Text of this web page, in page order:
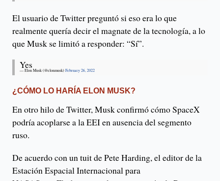
El usuario de Twitter preguntó si eso era lo que
realmente quería decir el magnate de la tecnología, a lo
que Musk se limitó a responder: “Sí”.
Yes
— Elon Musk (@elonmusk) February 26, 2022
¿CÓMO LO HARÍA ELON MUSK?
En otro hilo de Twitter, Musk confirmó cómo SpaceX
podría acoplarse a la EEI en ausencia del segmento
ruso.
De acuerdo con un tuit de Pete Harding, el editor de la
Estación Espacial Internacional para